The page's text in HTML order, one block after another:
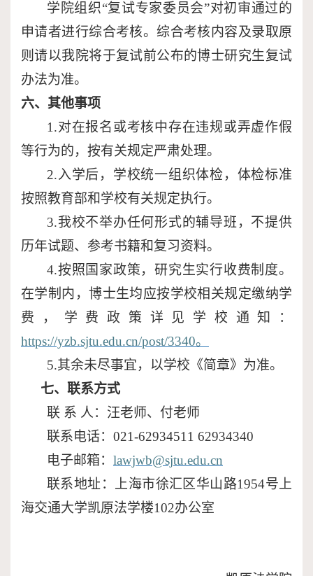
学院组织“复试专家委员会”对初审通过的
申请者进行综合考核。综合考核内容及录取原
则请以我院将于复试前公布的博士研究生复试
办法为准。
六、其他事项
1.对在报名或考核中存在违规或弄虚作假
等行为的，按有关规定严肃处理。
2.入学后，学校统一组织体检，体检标准
按照教育部和学校有关规定执行。
3.我校不举办任何形式的辅导班，不提供
历年试题、参考书籍和复习资料。
4.按照国家政策，研究生实行收费制度。
在学制内，博士生均应按学校相关规定缴纳学
费，学费政策详见学校通知：
https://yzb.sjtu.edu.cn/post/3340。
5.其余未尽事宜，以学校《简章》为准。
七、 联系方式
联 系 人 ： 汪老师、付老师
联系电话： 021-62934511 62934340
电子邮箱： lawjwb@sjtu.edu.cn
联系地址：上海市徐汇区华山路1954号上
海交通大学凯原法学楼102办公室